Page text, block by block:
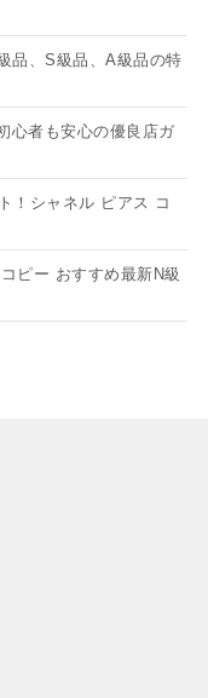
品、S級品、A級品の特
心者も安心の優良店ガ
！シャネル ピアス コ
ピー おすすめ最新N級